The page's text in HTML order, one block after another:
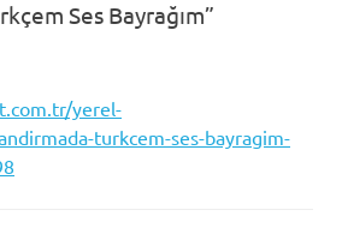
Ses Bayrağım”
yerel-
turkcem-ses-bayragim-